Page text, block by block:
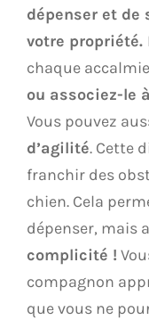
dépenser et de
votre propriété.
chaque
ou associez-le
Vous pouvez
d’agilité. Cette
franchir des
chien. Cela
dépenser, mais
complicité !
compagnon
que vous ne